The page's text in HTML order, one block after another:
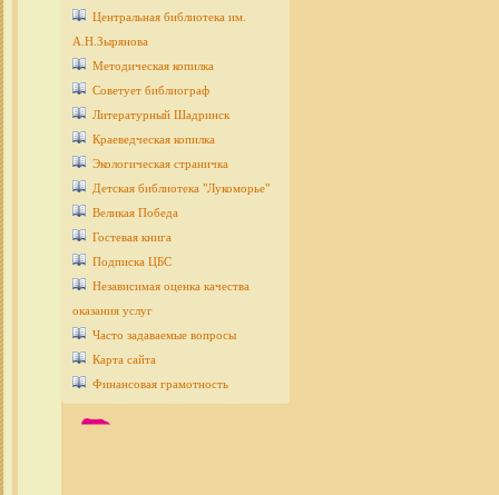
Центральная библиотека им.
А.Н.Зырянова
Методическая копилка
Советует библиограф
Литературный Шадринск
Краеведческая копилка
Экологическая страничка
Детcкая библиотека "Лукоморье"
Великая Победа
Гостевая книга
Подписка ЦБС
Независимая оценка качества
оказания услуг
Часто задаваемые вопросы
Карта сайта
Финансовая грамотность